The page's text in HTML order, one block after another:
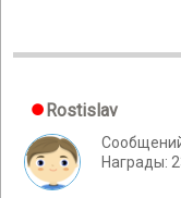
Rostislav
Награды: